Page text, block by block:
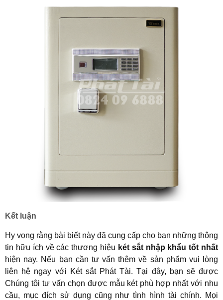
Kết luận
Hy vọng rằng bài biết này đã cung cấp cho bạn những thông
tin hữu ích về các thương hiệu két sắt nhập khẩu tốt nhất
hiện nay. Nếu bạn cần tư vấn thêm về sản phẩm vui lòng
liên hệ ngay với Két sắt Phát Tài. Tại đây, bạn sẽ được
Chúng tôi tư vấn chọn được mẫu két phù hợp nhất với nhu
cầu, mục đích sử dụng cũng như tình hình tài chính. Mọi